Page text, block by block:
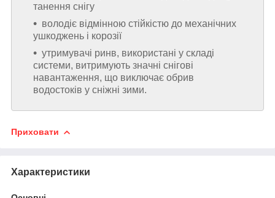
танення снігу
володіє відмінною стійкістю до механічних
ушкоджень і корозії
утримувачі ринв, використані у складі
системи, витримують значні снігові
навантаження, що виключає обрив
водостоків у сніжні зими.
Приховати
Характеристики